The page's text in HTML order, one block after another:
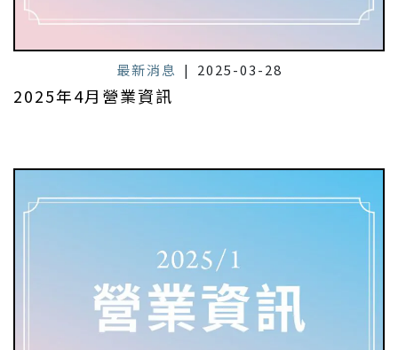
最新消息 | 2025-03-28
2025年4月營業資訊